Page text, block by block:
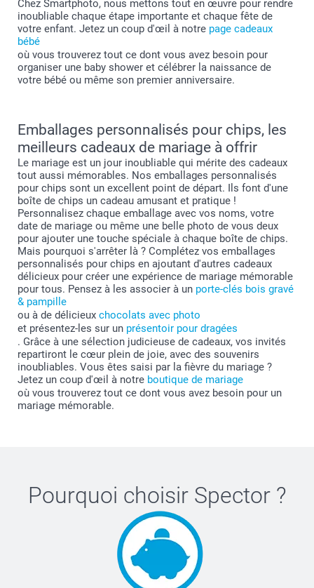
Chez Smartphoto, nous mettons tout en œuvre pour rendre
inoubliable chaque étape importante et chaque fête de
votre enfant. Jetez un coup d'œil à notre page cadeaux
bébé
où vous trouverez tout ce dont vous avez besoin pour
organiser une baby shower et célébrer la naissance de
votre bébé ou même son premier anniversaire.
Emballages personnalisés pour chips, les
meilleurs cadeaux de mariage à offrir
Le mariage est un jour inoubliable qui mérite des cadeaux
tout aussi mémorables. Nos emballages personnalisés
pour chips sont un excellent point de départ. Ils font d'une
boîte de chips un cadeau amusant et pratique !
Personnalisez chaque emballage avec vos noms, votre
date de mariage ou même une belle photo de vous deux
pour ajouter une touche spéciale à chaque boîte de chips.
Mais pourquoi s'arrêter là ? Complétez vos emballages
personnalisés pour chips en ajoutant d'autres cadeaux
délicieux pour créer une expérience de mariage mémorable
pour tous. Pensez à les associer à un porte-clés bois gravé
& pampille
ou à de délicieux chocolats avec photo
et présentez-les sur un présentoir pour dragées
. Grâce à une sélection judicieuse de cadeaux, vos invités
repartiront le cœur plein de joie, avec des souvenirs
inoubliables. Vous êtes saisi par la fièvre du mariage ?
Jetez un coup d'œil à notre boutique de mariage
où vous trouverez tout ce dont vous avez besoin pour un
mariage mémorable.
Pourquoi choisir Spector?